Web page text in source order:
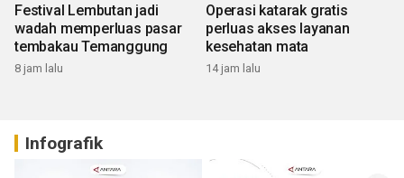
Festival Lembutan jadi
wadah memperluas pasar
tembakau Temanggung
8 jam lalu
Operasi katarak gratis
perluas akses layanan
kesehatan mata
14 jam lalu
Infografik